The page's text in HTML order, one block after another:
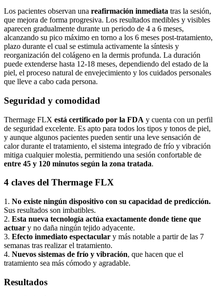
Los pacientes observan una reafirmación inmediata tras la sesión,
que mejora de forma progresiva. Los resultados medibles y visibles
aparecen gradualmente durante un periodo de 4 a 6 meses,
alcanzando su pico máximo en torno a los 6 meses post-tratamiento,
plazo durante el cual se estimula activamente la síntesis y
reorganización del colágeno en la dermis profunda. La duración
puede extenderse hasta 12-18 meses, dependiendo del estado de la
piel, el proceso natural de envejecimiento y los cuidados personales
que lleve a cabo cada persona.
Seguridad y comodidad
Thermage FLX está certificado por la FDA y cuenta con un perfil
de seguridad excelente. Es apto para todos los tipos y tonos de piel,
y aunque algunos pacientes pueden sentir una leve sensación de
calor durante el tratamiento, el sistema integrado de frío y vibración
mitiga cualquier molestia, permitiendo una sesión confortable de
entre 45 y 120 minutos según la zona tratada.
4 claves del Thermage FLX
1. No existe ningún dispositivo con su capacidad de predicción.
Sus resultados son imbatibles.
2. Esta nueva tecnología actúa exactamente donde tiene que
actuar y no daña ningún tejido adyacente.
3. Efecto inmediato espectacular y más notable a partir de las 7
semanas tras realizar el tratamiento.
4. Nuevos sistemas de frío y vibración, que hacen que el
tratamiento sea más cómodo y agradable.
Resultados